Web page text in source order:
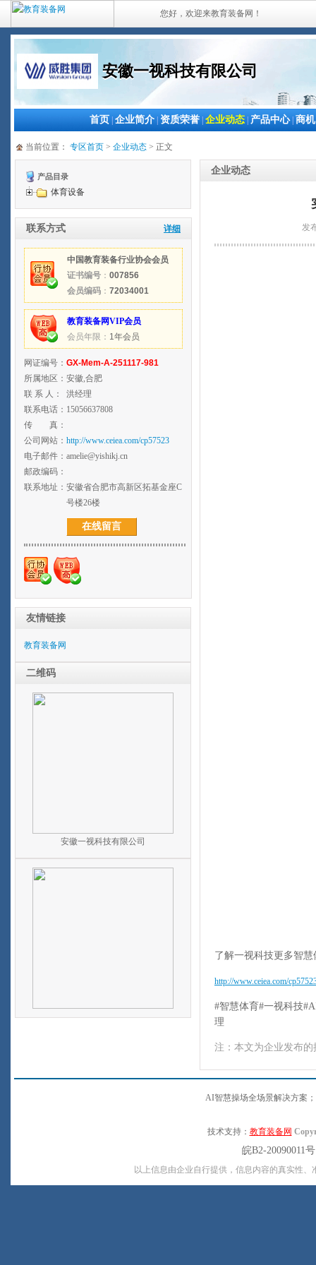
您好，欢迎来教育装备网！
安徽一视科技有限公司
首页 企业简介 资质荣誉 企业动态 产品中心| 商机
当前位置： 专区首页 > 企业动态 > 正文
产品目录
体育设备
联系方式 详细
中国教育装备行业协会会员
证书编号 ： 007856
会员编码 ： 72034001
教育装备网VIP会员
会员年限： 1年会员
网证编号： GX-Mem-A-251117-981
所属地区： 安徽,合肥
联 系 人：
洪经理
联系电话： 15056637808
传 真：
公司网站： http://www.ceiea.com/cp57523
电子邮件： amelie@yishikj.cn
邮政编码：
联系地址： 安徽省合肥市高新区拓基金座C
号楼26楼
在线留言
友情链接
教育装备网
二维码
安徽一视科技有限公司
企业动态
发
了解一视科技更多智
http://www.ceiea.com/
#智慧体育#一视科技
理
注：本文为企业发布
AI智慧操场全场景解决方案
技术支持： 教育装备网
皖B2-20090011
以上信息由企业自行提供，信息内容的真实性